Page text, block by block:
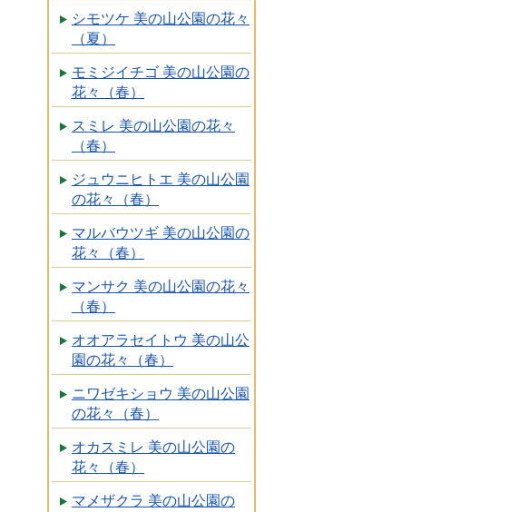
シモツケ 美の山公園の花々
（夏）
モミジイチゴ 美の山公園の
花々（春）
スミレ 美の山公園の花々
（春）
ジュウニヒトエ 美の山公園
の花々（春）
マルバウツギ 美の山公園の
花々（春）
マンサク 美の山公園の花々
（春）
オオアラセイトウ 美の山公
園の花々（春）
ニワゼキショウ 美の山公園
の花々（春）
オカスミレ 美の山公園の
花々（春）
マメザクラ 美の山公園の